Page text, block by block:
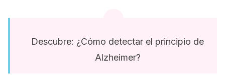
Descubre: ¿Cómo detectar el principio de
Alzheimer?